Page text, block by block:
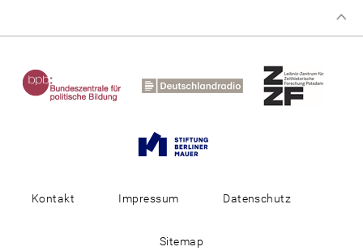
Kontakt Impressum Datenschutz
Sitemap